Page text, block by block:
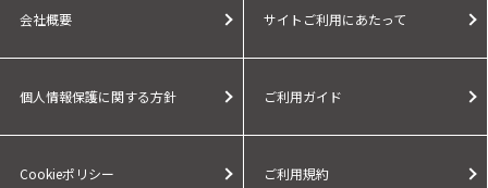
会社概要 サイトご利用にあたって
個人情報保護に関する方針 ご利用ガイド
Cookieポリシー ご利用規約